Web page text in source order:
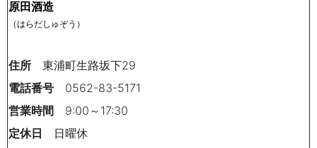
原田酒造
（はらだしゅぞう）
住所
東浦町生路坂下29
電話番号
0562-83-5171
営業時間
9:00～17:30
定休日 日曜休